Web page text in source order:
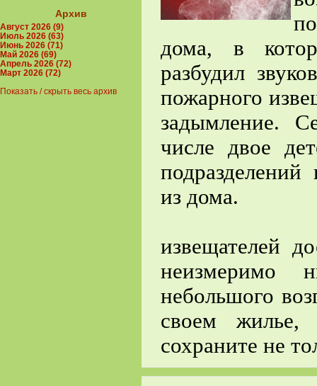
дома, в
разбудил
пожарного
задымление.
числе двое
из дома.
извещателей
неизмеримо
небольшого
своем
сохраните не
Архив
Август 2026 (9)
Июль 2026 (63)
Июнь 2026 (71)
Май 2026 (69)
Апрель 2026 (72)
Март 2026 (72)
Показать / скрыть весь архив